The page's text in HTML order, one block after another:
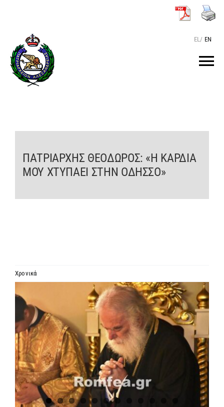
περιεχόμενο
EL/ EN
O ΠΑΤΡΙΑΡΧΗΣ
ΤΟ ΠΑΤΡΙΑΡΧΕΙΟ
KEIMENA
MEDIA
ΕΝΗΜΕΡΩΣΗ
ΣΥΝΔΕΣΕΙΣ
ΠΑΤΡΙΑΡΧΗΣ ΘΕΟΔΩΡΟΣ: «Η ΚΑΡΔΙΑ
ΜΟΥ ΧΤΥΠΑΕΙ ΣΤΗΝ ΟΔΗΣΣΟ»
Χρονικά
μεγαλύτερης
εικόνας